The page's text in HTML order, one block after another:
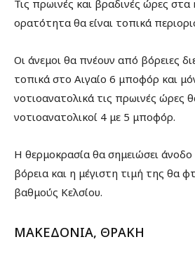
Τις πρωινές και βραδινές ώρες στα
ορατότητα θα είναι τοπικά
Οι άνεμοι θα πνέουν από βόρειες
τοπικά στο Αιγαίο 6 μποφόρ και
νοτιοανατολικά τις πρωινές ώρες
νοτιοανατολικοί 4 με 5 μποφόρ.
Η θερμοκρασία θα σημειώσει άνοδο
βόρεια και η μέγιστη τιμή της θα
βαθμούς Κελσίου.
ΜΑΚΕΔΟΝΙΑ, ΘΡΑΚΗ